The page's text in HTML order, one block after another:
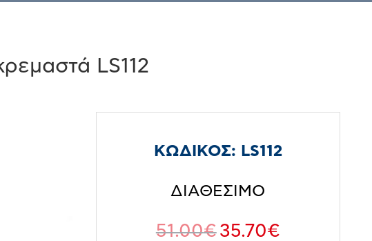
LS112
ΚΩΔΙΚΟΣ: LS112
ΔΙΑΘΕΣΙΜΟ
51.00€35.70€